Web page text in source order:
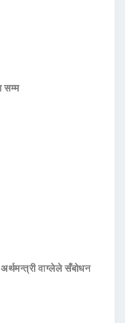
सम्म
वाग्लेले सँबोधन